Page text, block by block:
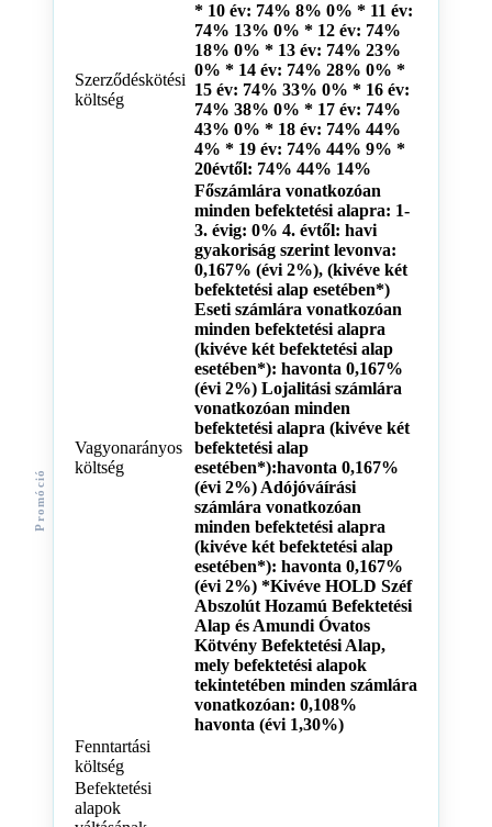
Promóció
Szerződéskötési
költség
* 10 év: 74% 8% 0% * 11 év:
74% 13% 0% * 12 év: 74%
18% 0% * 13 év: 74% 23%
0% * 14 év: 74% 28% 0% *
15 év: 74% 33% 0% * 16 év:
74% 38% 0% * 17 év: 74%
43% 0% * 18 év: 74% 44%
4% * 19 év: 74% 44% 9% *
20évtől: 74% 44% 14%
Vagyonarányos
költség
Főszámlára vonatkozóan
minden befektetési alapra: 1-
3. évig: 0% 4. évtől: havi
gyakoriság szerint levonva:
0,167% (évi 2%), (kivéve két
befektetési alap esetében*)
Eseti számlára vonatkozóan
minden befektetési alapra
(kivéve két befektetési alap
esetében*): havonta 0,167%
(évi 2%) Lojalitási számlára
vonatkozóan minden
befektetési alapra (kivéve két
befektetési alap
esetében*):havonta 0,167%
(évi 2%) Adójóváírási
számlára vonatkozóan
minden befektetési alapra
(kivéve két befektetési alap
esetében*): havonta 0,167%
(évi 2%) *Kivéve HOLD Széf
Abszolút Hozamú Befektetési
Alap és Amundi Óvatos
Kötvény Befektetési Alap,
mely befektetési alapok
tekintetében minden számlára
vonatkozóan: 0,108%
havonta (évi 1,30%)
Fenntartási
költség
Befektetési
alapok